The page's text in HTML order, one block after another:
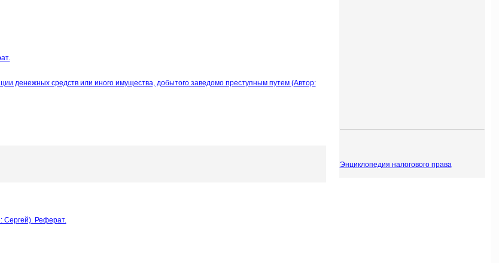
денежных средств или иного имущества, добытого заведомо преступным путем (Автор:
Сергей). Реферат.
Энциклопедия налогового права